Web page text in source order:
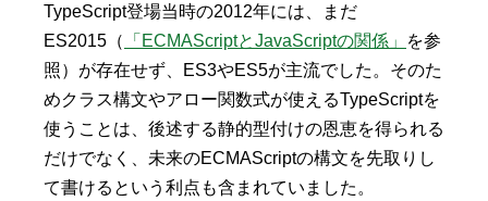
TypeScript登場当時の2012年には、まだ
ES2015（
「ECMAScriptとJavaScriptの関係」
を参
照）が存在せず、ES3やES5が主流でした。そのた
めクラス構文やアロー関数式が使えるTypeScriptを
使うことは、後述する静的型付けの恩恵を得られる
だけでなく、未来のECMAScriptの構文を先取りし
て書けるという利点も含まれていました。